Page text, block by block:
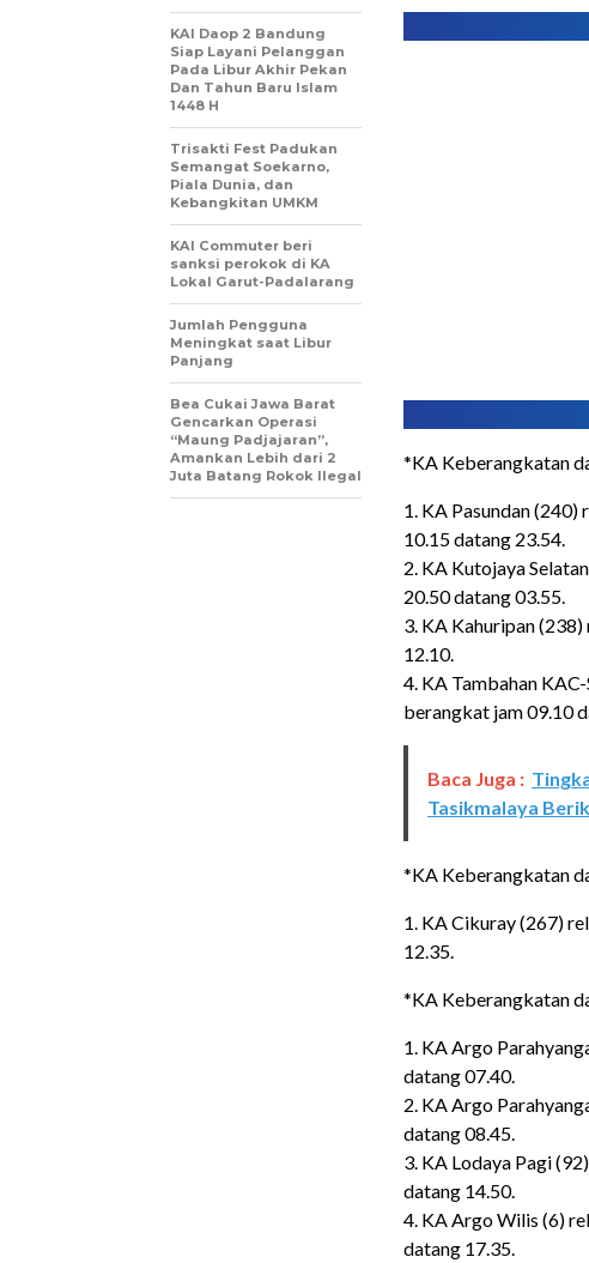
*KA Keberangkatan
1. KA Pasundan
10.15 datang 23.54.
2. KA Kutojaya
20.50 datang 03.55.
3. KA Kahuripan
12.10.
4. KA Tambahan
berangkat jam 09.10
Baca Juga :
Tasikmalaya
*KA Keberangkatan
1. KA Cikuray (267)
12.35.
*KA Keberangkatan
1. KA Argo
datang 07.40.
2. KA Argo
datang 08.45.
3. KA Lodaya Pagi
datang 14.50.
4. KA Argo Wilis (6)
datang 17.35.
KAI Daop 2 Bandung
Siap Layani Pelanggan
Pada Libur Akhir Pekan
Dan Tahun Baru Islam
1448 H
Trisakti Fest Padukan
Semangat Soekarno,
Piala Dunia, dan
Kebangkitan UMKM
KAI Commuter beri
sanksi perokok di KA
Lokal Garut-Padalarang
Jumlah Pengguna
Meningkat saat Libur
Panjang
Bea Cukai Jawa Barat
Gencarkan Operasi
“Maung Padjajaran”,
Amankan Lebih dari 2
Juta Batang Rokok Ilegal